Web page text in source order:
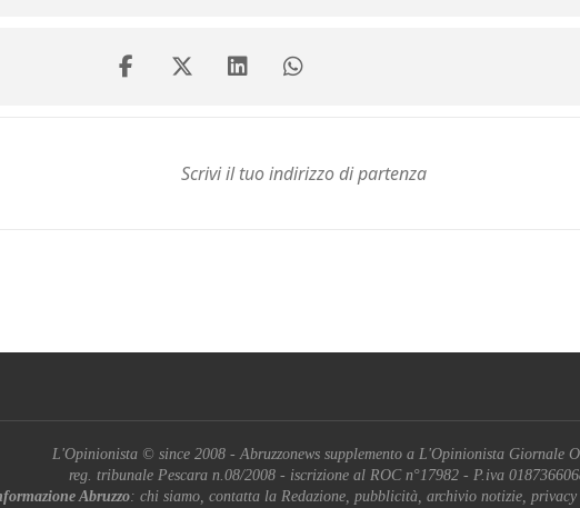
L'Opinionista © since 2008 - Abruzzonews supplemento a L'Opinionista Giornale
reg. tribunale Pescara n.08/2008 - iscrizione al ROC n°17982 - P.iva
Abruzzo: chi siamo, contatta la Redazione, pubblicità, archivio notizie, privacy